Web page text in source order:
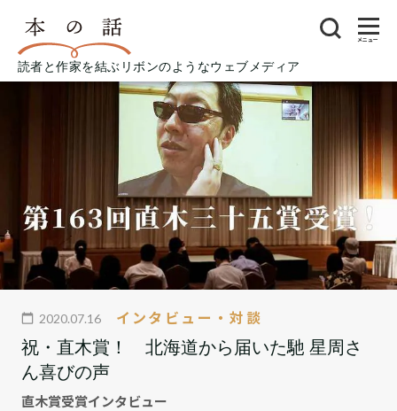
読者と作家を結ぶリボンのようなウェブメディア
メニュー
2020.07.16 インタビュー・対談
祝・直木賞！ 北海道から届いた馳 星周さ
ん喜びの声
直木賞受賞インタビュー